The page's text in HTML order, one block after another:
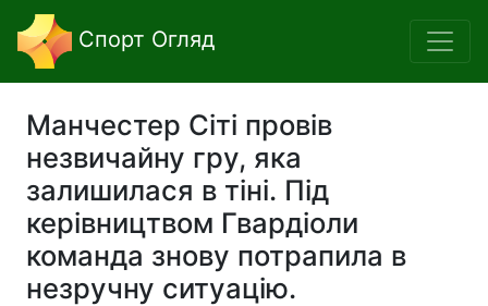
Спорт Огляд
Манчестер Сіті провів
незвичайну гру, яка
залишилася в тіні. Під
керівництвом Гвардіоли
команда знову потрапила в
незручну ситуацію.